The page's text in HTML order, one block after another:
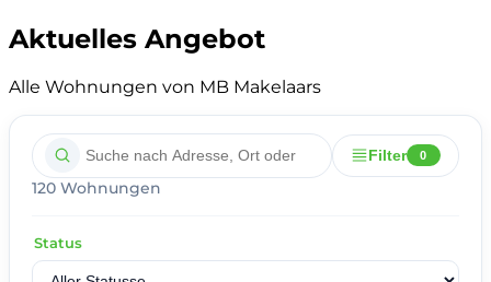
Aktuelles Angebot
Alle Wohnungen von MB Makelaars
Filter 0
120 Wohnungen
Status